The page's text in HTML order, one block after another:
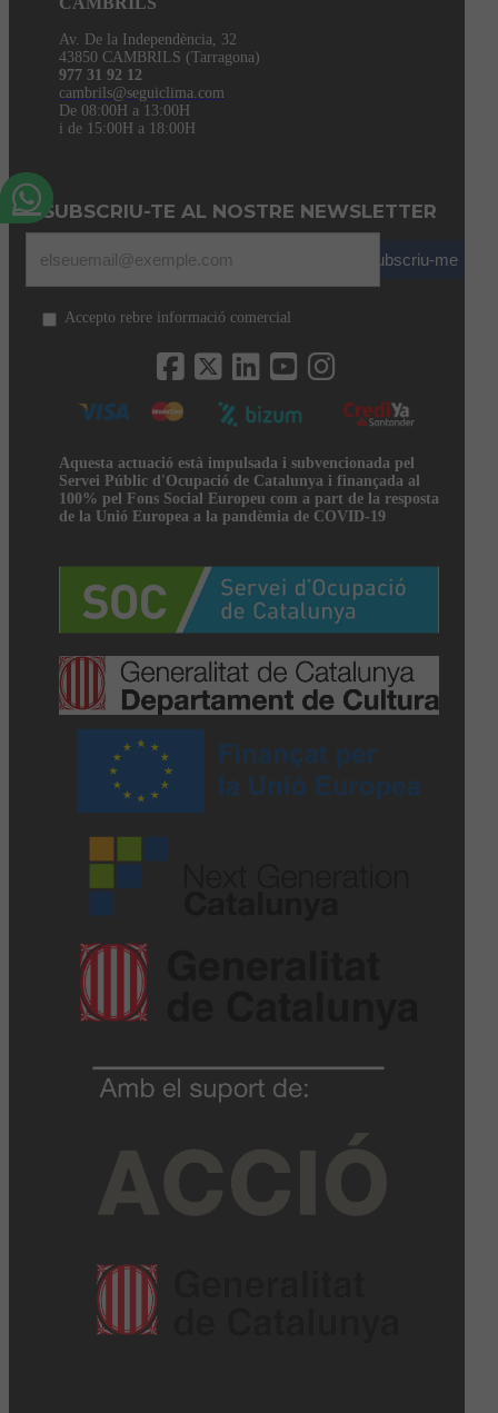
Av. De la Independència, 32
43850 CAMBRILS (Tarragona)
977 31 92 12
cambrils@seguiclima.com
De 08:00H a 13:00H
i de 15:00H a 18:00H
SUBSCRIU-TE AL NOSTRE NEWSLETTER
Subscriu-me
Accepto rebre informació comercial
Aquesta actuació està impulsada i subvencionada pel
Servei Públic d'Ocupació de Catalunya i finançada al
100% pel Fons Social Europeu com a part de la resposta
de la Unió Europea a la pandèmia de COVID-19